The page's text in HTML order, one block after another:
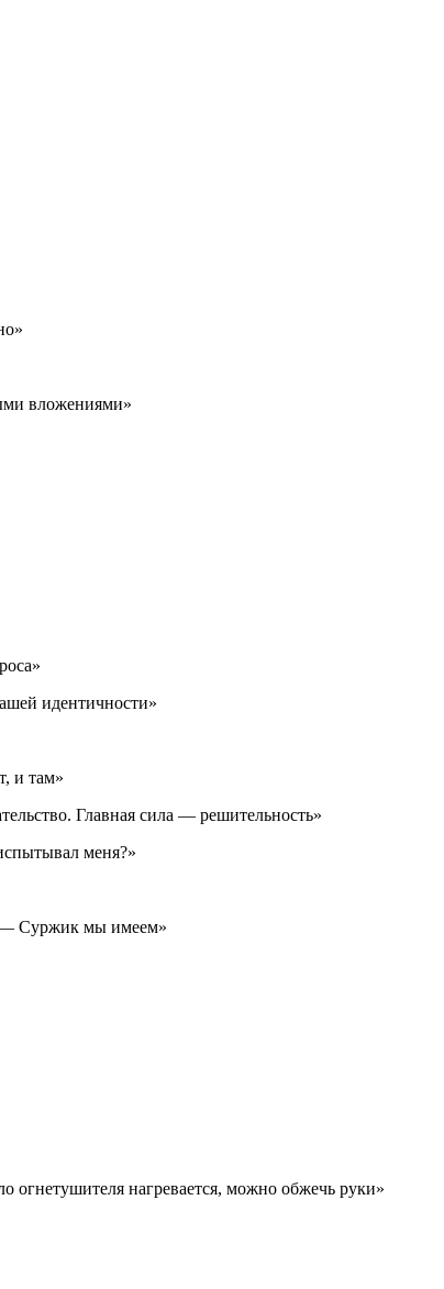
вложениями»
идентичности»
и там»
Главная сила — решительность»
меня?»
— Суржик мы имеем»
огнетушителя нагревается, можно обжечь руки»